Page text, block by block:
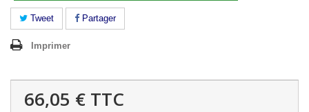
Tweet Partager
Imprimer
66,05 € TTC